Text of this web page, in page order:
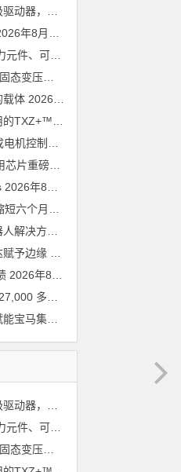
年8月8日
罗姆即将亮相2026深圳国际电力元件、可再生能源管理展览会暨研讨会
大联大诠鼎集团携手Infineon以固态变压器重构配电效率新标杆
载体 2026年8月6日
兆易创新GD32H77R机器人专用芯片重磅亮相，精准赋能伺服驱动与关节控制
2026年8月6日
2026年8月6日
恩智浦Trimension超宽带技术赋能宝马集团Digital Key Plus及生命体存在检测功能
罗姆即将亮相2026深圳国际电力元件、可再生能源管理展览会暨研讨会
大联大诠鼎集团携手Infineon以固态变压器重构配电效率新标杆